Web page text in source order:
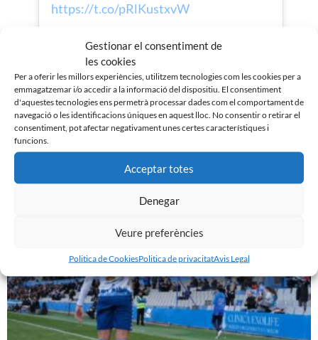
Gestionar el consentiment de
les cookies
Per a oferir les millors experiències, utilitzem tecnologies com les cookies per a
emmagatzemar i/o accedir a la informació del dispositiu. El consentiment
d'aquestes tecnologies ens permetrà processar dades com el comportament de
navegació o les identificacions úniques en aquest lloc. No consentir o retirar el
consentiment, pot afectar negativament unes certes característiques i
funcions.
Acceptar totes
Denegar
Veure preferències
Politica de CookiesPolitica de privacitatAvis Legal
https://t.co/pRlKustxvW
Imatges: Roger Benet.
Noticias Relacionadas